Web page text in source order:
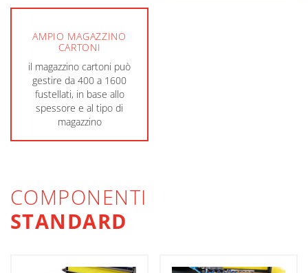
AMPIO MAGAZZINO
CARTONI
il magazzino cartoni può
gestire da 400 a 1600
fustellati, in base allo
spessore e al tipo di
magazzino
COMPONENTI
STANDARD